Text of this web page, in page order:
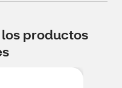
productos